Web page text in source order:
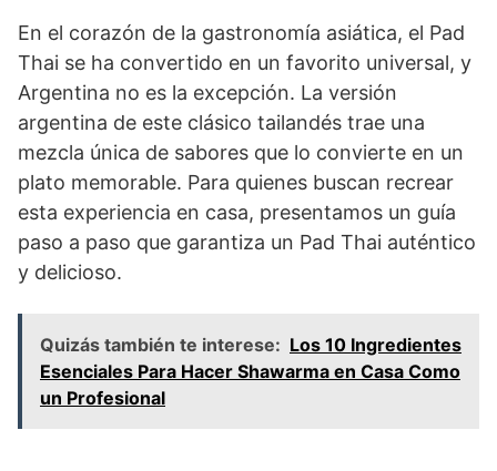
En el corazón de la gastronomía asiática, el Pad
Thai se ha convertido en un favorito universal, y
Argentina no es la excepción. La versión
argentina de este clásico tailandés trae una
mezcla única de sabores que lo convierte en un
plato memorable. Para quienes buscan recrear
esta experiencia en casa, presentamos un guía
paso a paso que garantiza un Pad Thai auténtico
y delicioso.
Quizás también te interese: Los 10 Ingredientes
Esenciales Para Hacer Shawarma en Casa Como
un Profesional